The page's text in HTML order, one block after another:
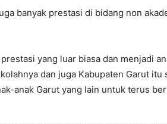
banyak prestasi di bidang non
yang luar biasa dan menjadi
dan juga Kabupaten Garut
anak Garut yang lain untuk terus